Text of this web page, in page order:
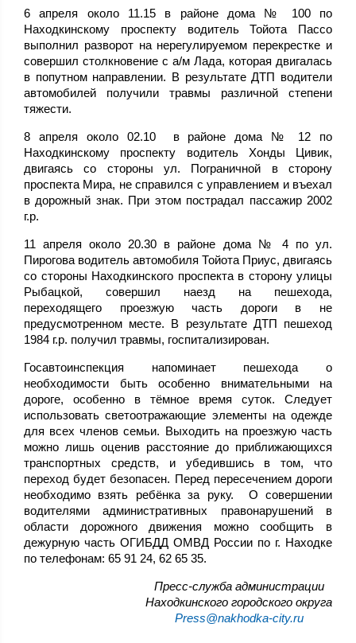
6 апреля около 11.15 в районе дома № 100 по
Находкинскому проспекту водитель Тойота Пассо
выполнил разворот на нерегулируемом перекрестке и
совершил столкновение с а/м Лада, которая двигалась
в попутном направлении. В результате ДТП водители
автомобилей получили травмы различной степени
тяжести.
8 апреля около 02.10 в районе дома № 12 по
Находкинскому проспекту водитель Хонды Цивик,
двигаясь со стороны ул. Пограничной в сторону
проспекта Мира, не справился с управлением и въехал
в дорожный знак. При этом пострадал пассажир 2002
г.р.
11 апреля около 20.30 в районе дома № 4 по ул.
Пирогова водитель автомобиля Тойота Приус, двигаясь
со стороны Находкинского проспекта в сторону улицы
Рыбацкой, совершил наезд на пешехода,
переходящего проезжую часть дороги в не
предусмотренном месте. В результате ДТП пешеход
1984 г.р. получил травмы, госпитализирован.
Госавтоинспекция напоминает пешехода о
необходимости быть особенно внимательными на
дороге, особенно в тёмное время суток. Следует
использовать светоотражающие элементы на одежде
для всех членов семьи. Выходить на проезжую часть
можно лишь оценив расстояние до приближающихся
транспортных средств, и убедившись в том, что
переход будет безопасен. Перед пересечением дороги
необходимо взять ребёнка за руку. О совершении
водителями административных правонарушений в
области дорожного движения можно сообщить в
дежурную часть ОГИБДД ОМВД России по г. Находке
по телефонам: 65 91 24, 62 65 35.
Пресс-служба администрации
Находкинского городского округа
Press@nakhodka-city.ru